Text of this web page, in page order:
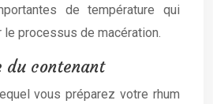
de température qui
le processus de macération.
du contenant
vous préparez votre rhum